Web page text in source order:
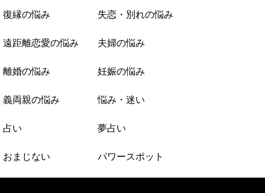
復縁の悩み 失恋・別れの悩み
遠距離恋愛の悩み 夫婦の悩み
離婚の悩み 妊娠の悩み
義両親の悩み 悩み・迷い
占い 夢占い
おまじない パワースポット